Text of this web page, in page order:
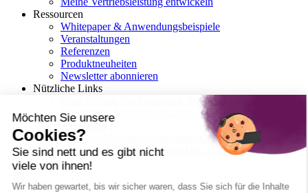
Möchten Sie unsere
Cookies?
Sie sind nett und es gibt nicht
viele von ihnen!
Wir haben gewartet, bis wir sicher waren, dass Sie sich für die Inhalte
Ressourcen
Whitepaper & Anwendungsbeispiele
Veranstaltungen
Referenzen
Produktneuheiten
Newsletter abonnieren
Nützliche Links
Erste Schritte mit Marketing-Automatisierung
Die richtige Marketing-Automation-Software
auswählen
Ihr erstes Marketing-Automation-Szenario
Checkliste: Die richtige Wahl des CRM-Systems
Deutsch